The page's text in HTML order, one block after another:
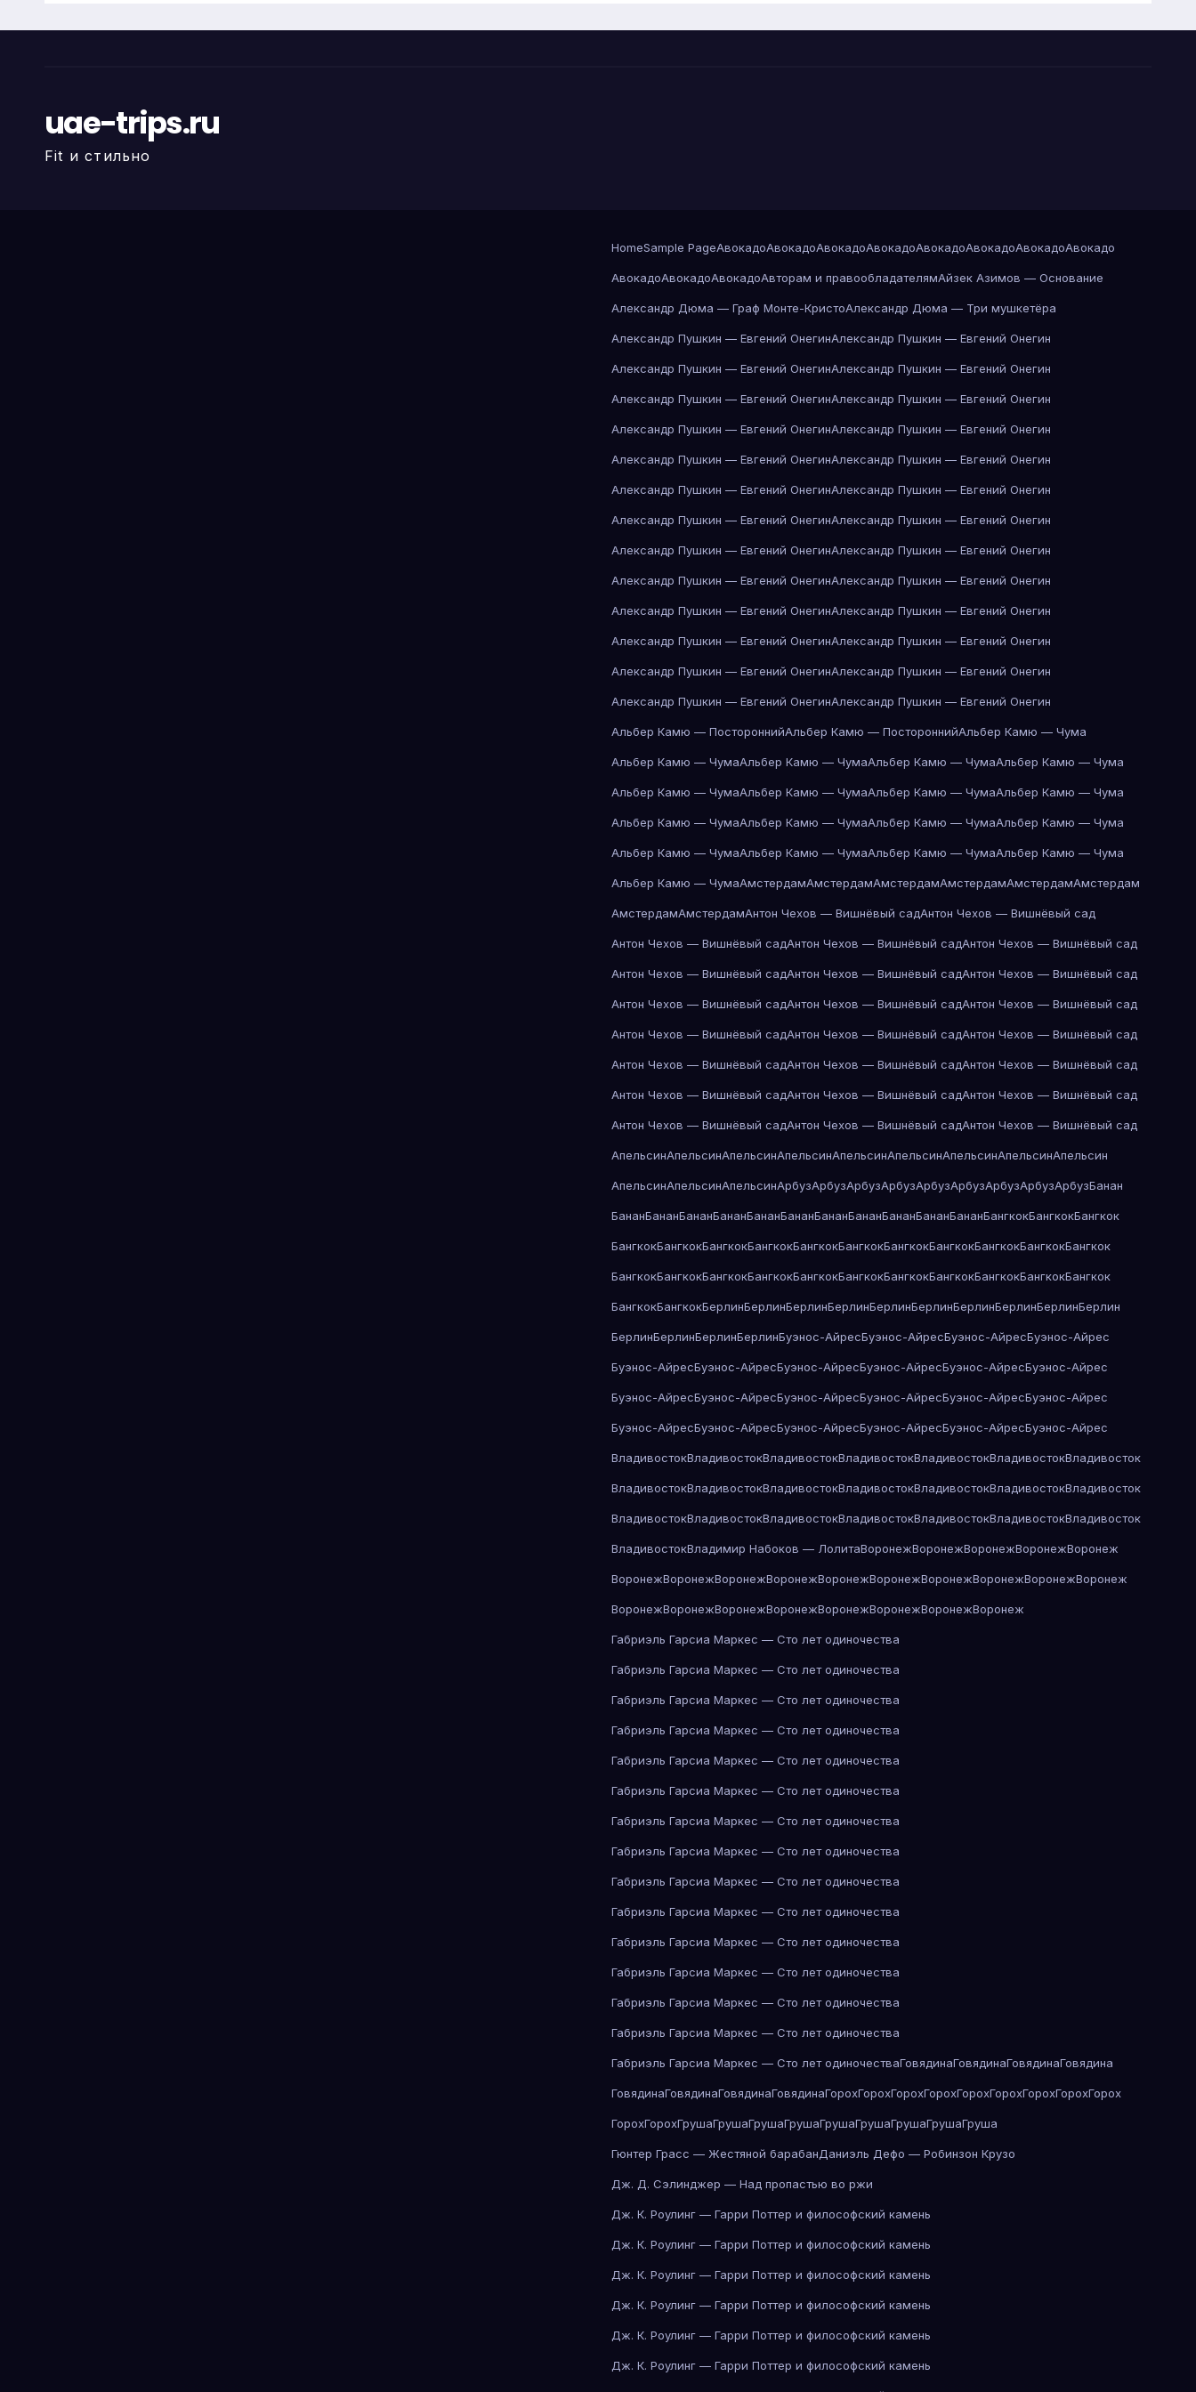
uae-trips.ru
Fit и стильно
HomeSample PageАвокадоАвокадоАвокадоАвокадоАвокадоАвокадоАвокадоАвокадо
АвокадоАвокадоАвокадоАвторам и правообладателямАйзек Азимов — Основание
Александр Дюма — Граф Монте-КристоАлександр Дюма — Три мушкетёра
Александр Пушкин — Евгений ОнегинАлександр Пушкин — Евгений Онегин
Александр Пушкин — Евгений ОнегинАлександр Пушкин — Евгений Онегин
Александр Пушкин — Евгений ОнегинАлександр Пушкин — Евгений Онегин
Александр Пушкин — Евгений ОнегинАлександр Пушкин — Евгений Онегин
Александр Пушкин — Евгений ОнегинАлександр Пушкин — Евгений Онегин
Александр Пушкин — Евгений ОнегинАлександр Пушкин — Евгений Онегин
Александр Пушкин — Евгений ОнегинАлександр Пушкин — Евгений Онегин
Александр Пушкин — Евгений ОнегинАлександр Пушкин — Евгений Онегин
Александр Пушкин — Евгений ОнегинАлександр Пушкин — Евгений Онегин
Александр Пушкин — Евгений ОнегинАлександр Пушкин — Евгений Онегин
Александр Пушкин — Евгений ОнегинАлександр Пушкин — Евгений Онегин
Александр Пушкин — Евгений ОнегинАлександр Пушкин — Евгений Онегин
Александр Пушкин — Евгений ОнегинАлександр Пушкин — Евгений Онегин
Альбер Камю — ПостороннийАльбер Камю — ПостороннийАльбер Камю — Чума
Альбер Камю — ЧумаАльбер Камю — ЧумаАльбер Камю — ЧумаАльбер Камю — Чума
Альбер Камю — ЧумаАльбер Камю — ЧумаАльбер Камю — ЧумаАльбер Камю — Чума
Альбер Камю — ЧумаАльбер Камю — ЧумаАльбер Камю — ЧумаАльбер Камю — Чума
Альбер Камю — ЧумаАльбер Камю — ЧумаАльбер Камю — ЧумаАльбер Камю — Чума
Альбер Камю — ЧумаАмстердамАмстердамАмстердамАмстердамАмстердамАмстердам
АмстердамАмстердамАнтон Чехов — Вишнёвый садАнтон Чехов — Вишнёвый сад
Антон Чехов — Вишнёвый садАнтон Чехов — Вишнёвый садАнтон Чехов — Вишнёвый сад
Антон Чехов — Вишнёвый садАнтон Чехов — Вишнёвый садАнтон Чехов — Вишнёвый сад
Антон Чехов — Вишнёвый садАнтон Чехов — Вишнёвый садАнтон Чехов — Вишнёвый сад
Антон Чехов — Вишнёвый садАнтон Чехов — Вишнёвый садАнтон Чехов — Вишнёвый сад
Антон Чехов — Вишнёвый садАнтон Чехов — Вишнёвый садАнтон Чехов — Вишнёвый сад
Антон Чехов — Вишнёвый садАнтон Чехов — Вишнёвый садАнтон Чехов — Вишнёвый сад
Антон Чехов — Вишнёвый садАнтон Чехов — Вишнёвый садАнтон Чехов — Вишнёвый сад
АпельсинАпельсинАпельсинАпельсинАпельсинАпельсинАпельсинАпельсинАпельсин
АпельсинАпельсинАпельсинАрбузАрбузАрбузАрбузАрбузАрбузАрбузАрбузАрбузБанан
БананБананБананБананБананБананБананБананБананБананБананБангкокБангкокБангкок
БангкокБангкокБангкокБангкокБангкокБангкокБангкокБангкокБангкокБангкокБангкок
БангкокБангкокБангкокБангкокБангкокБангкокБангкокБангкокБангкокБангкокБангкок
БангкокБангкокБерлинБерлинБерлинБерлинБерлинБерлинБерлинБерлинБерлинБерлин
БерлинБерлинБерлинБерлинБуэнос-АйресБуэнос-АйресБуэнос-АйресБуэнос-Айрес
Буэнос-АйресБуэнос-АйресБуэнос-АйресБуэнос-АйресБуэнос-АйресБуэнос-Айрес
Буэнос-АйресБуэнос-АйресБуэнос-АйресБуэнос-АйресБуэнос-АйресБуэнос-Айрес
Буэнос-АйресБуэнос-АйресБуэнос-АйресБуэнос-АйресБуэнос-АйресБуэнос-Айрес
ВладивостокВладивостокВладивостокВладивостокВладивостокВладивостокВладивосток
ВладивостокВладивостокВладивостокВладивостокВладивостокВладивостокВладивосток
ВладивостокВладивостокВладивостокВладивостокВладивостокВладивостокВладивосток
ВладивостокВладимир Набоков — ЛолитаВоронежВоронежВоронежВоронежВоронеж
ВоронежВоронежВоронежВоронежВоронежВоронежВоронежВоронежВоронежВоронеж
ВоронежВоронежВоронежВоронежВоронежВоронежВоронежВоронеж
Габриэль Гарсиа Маркес — Сто лет одиночества
Габриэль Гарсиа Маркес — Сто лет одиночества
Габриэль Гарсиа Маркес — Сто лет одиночества
Габриэль Гарсиа Маркес — Сто лет одиночества
Габриэль Гарсиа Маркес — Сто лет одиночества
Габриэль Гарсиа Маркес — Сто лет одиночества
Габриэль Гарсиа Маркес — Сто лет одиночества
Габриэль Гарсиа Маркес — Сто лет одиночества
Габриэль Гарсиа Маркес — Сто лет одиночества
Габриэль Гарсиа Маркес — Сто лет одиночества
Габриэль Гарсиа Маркес — Сто лет одиночества
Габриэль Гарсиа Маркес — Сто лет одиночества
Габриэль Гарсиа Маркес — Сто лет одиночества
Габриэль Гарсиа Маркес — Сто лет одиночества
Габриэль Гарсиа Маркес — Сто лет одиночестваГовядинаГовядинаГовядинаГовядина
ГовядинаГовядинаГовядинаГовядинаГорохГорохГорохГорохГорохГорохГорохГорохГорох
ГорохГорохГрушаГрушаГрушаГрушаГрушаГрушаГрушаГрушаГруша
Гюнтер Грасс — Жестяной барабанДаниэль Дефо — Робинзон Крузо
Дж. Д. Сэлинджер — Над пропастью во ржи
Дж. К. Роулинг — Гарри Поттер и философский камень
Дж. К. Роулинг — Гарри Поттер и философский камень
Дж. К. Роулинг — Гарри Поттер и философский камень
Дж. К. Роулинг — Гарри Поттер и философский камень
Дж. К. Роулинг — Гарри Поттер и философский камень
Дж. К. Роулинг — Гарри Поттер и философский камень